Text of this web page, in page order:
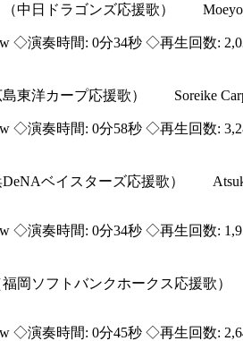
（中日ドラゴンズ応援歌） Moeyo
◇演奏時間: 0分34秒 ◇再生回数:
島東洋カープ応援歌） Soreike
◇演奏時間: 0分58秒 ◇再生回数:
DeNAベイスターズ応援歌）
◇演奏時間: 0分34秒 ◇再生回数:
福岡ソフトバンクホークス応援歌
◇演奏時間: 0分45秒 ◇再生回数: